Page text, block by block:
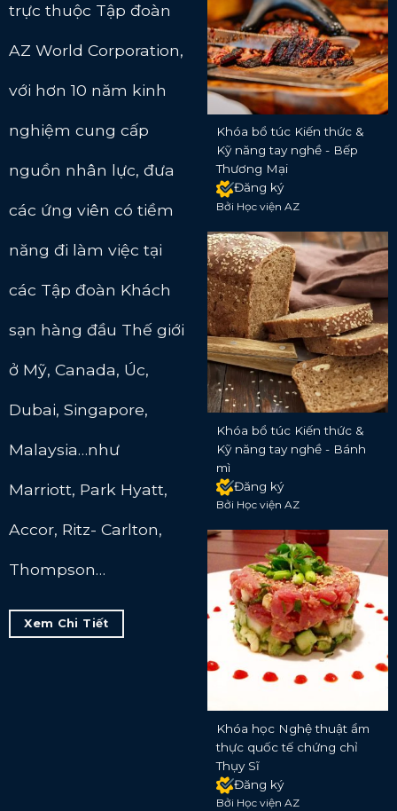
trực thuộc Tập đoàn
AZ World Corporation,
với hơn 10 năm kinh
nghiệm cung cấp
nguồn nhân lực, đưa
các ứng viên có tiềm
năng đi làm việc tại
các Tập đoàn Khách
sạn hàng đầu Thế giới
ở Mỹ, Canada, Úc,
Dubai, Singapore,
Malaysia…như
Marriott, Park Hyatt,
Accor, Ritz- Carlton,
Thompson…
Xem Chi Tiết
Khóa bổ túc Kiến thức &
Kỹ năng tay nghề - Bếp
Thương Mại
Đăng ký
Bởi Học viện AZ
Khóa bổ túc Kiến thức &
Kỹ năng tay nghề - Bánh
mì
Đăng ký
Bởi Học viện AZ
Khóa học Nghệ thuật ẩm
thực quốc tế chứng chỉ
Thụy Sĩ
Đăng ký
Bởi Học viện AZ